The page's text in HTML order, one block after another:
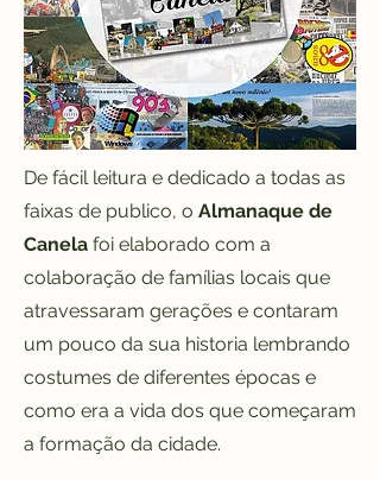
De fácil leitura e dedicado a todas as
faixas de publico, o Almanaque de
Canela foi elaborado com a
colaboração de famílias locais que
atravessaram gerações e contaram
um pouco da sua historia lembrando
costumes de diferentes épocas e
como era a vida dos que começaram
a formação da cidade.